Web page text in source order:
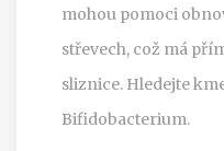
mohou pomoci
střevech, což má
sliznice. Hledejte
Bifidobacterium.